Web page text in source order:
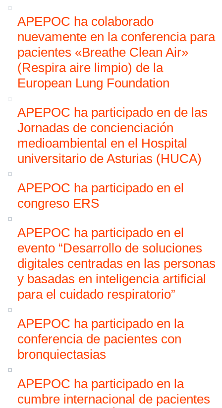
APEPOC ha colaborado
nuevamente en la conferencia para
pacientes «Breathe Clean Air»
(Respira aire limpio) de la
European Lung Foundation
APEPOC ha participado en de las
Jornadas de concienciación
medioambiental en el Hospital
universitario de Asturias (HUCA)
APEPOC ha participado en el
congreso ERS
APEPOC ha participado en el
evento “Desarrollo de soluciones
digitales centradas en las personas
y basadas en inteligencia artificial
para el cuidado respiratorio”
APEPOC ha participado en la
conferencia de pacientes con
bronquiectasias
APEPOC ha participado en la
cumbre internacional de pacientes